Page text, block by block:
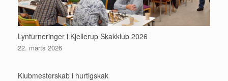
Lynturneringer i Kjellerup Skakklub 2026
22. marts 2026
Klubmesterskab i hurtigskak